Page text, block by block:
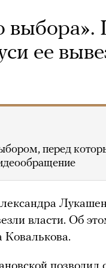
выбора».
ее
перед
власти. Об
Ковалькова.